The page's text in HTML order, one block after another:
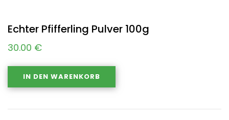
Echter Pfifferling Pulver 100g
30.00 €
IN DEN WARENKORB